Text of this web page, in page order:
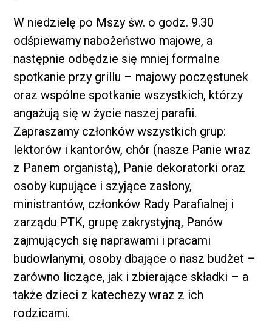
W niedzielę po Mszy św. o godz. 9.30
odśpiewamy nabożeństwo majowe, a
następnie odbędzie się mniej formalne
spotkanie przy grillu – majowy poczęstunek
oraz wspólne spotkanie wszystkich, którzy
angażują się w życie naszej parafii.
Zapraszamy członków wszystkich grup:
lektorów i kantorów, chór (nasze Panie wraz
z Panem organistą), Panie dekoratorki oraz
osoby kupujące i szyjące zasłony,
ministrantów, członków Rady Parafialnej i
zarządu PTK, grupę zakrystyjną, Panów
zajmujących się naprawami i pracami
budowlanymi, osoby dbające o nasz budżet –
zarówno liczące, jak i zbierające składki – a
także dzieci z katechezy wraz z ich
rodzicami.